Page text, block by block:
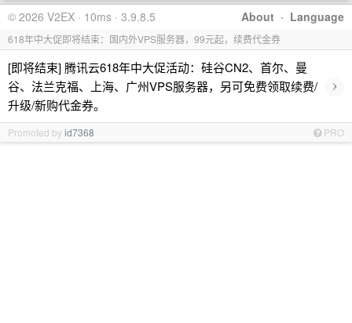
About · Language
© 2026 V2EX · 10ms · 3.9.8.5
618年中大促即将结束：国内外VPS服务器，99元起，续费代金券
[即将结束] 腾讯云618年中大促活动：硅谷CN2、首尔、曼
谷、法兰克福、上海、广州VPS服务器，另可免费领取续费/
升级/新购代金券。
›
Promoted byid7368 PRO